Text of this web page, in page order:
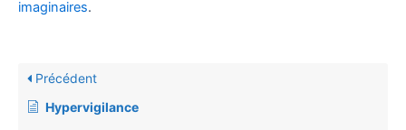
imaginaires.
Précédent
Hypervigilance